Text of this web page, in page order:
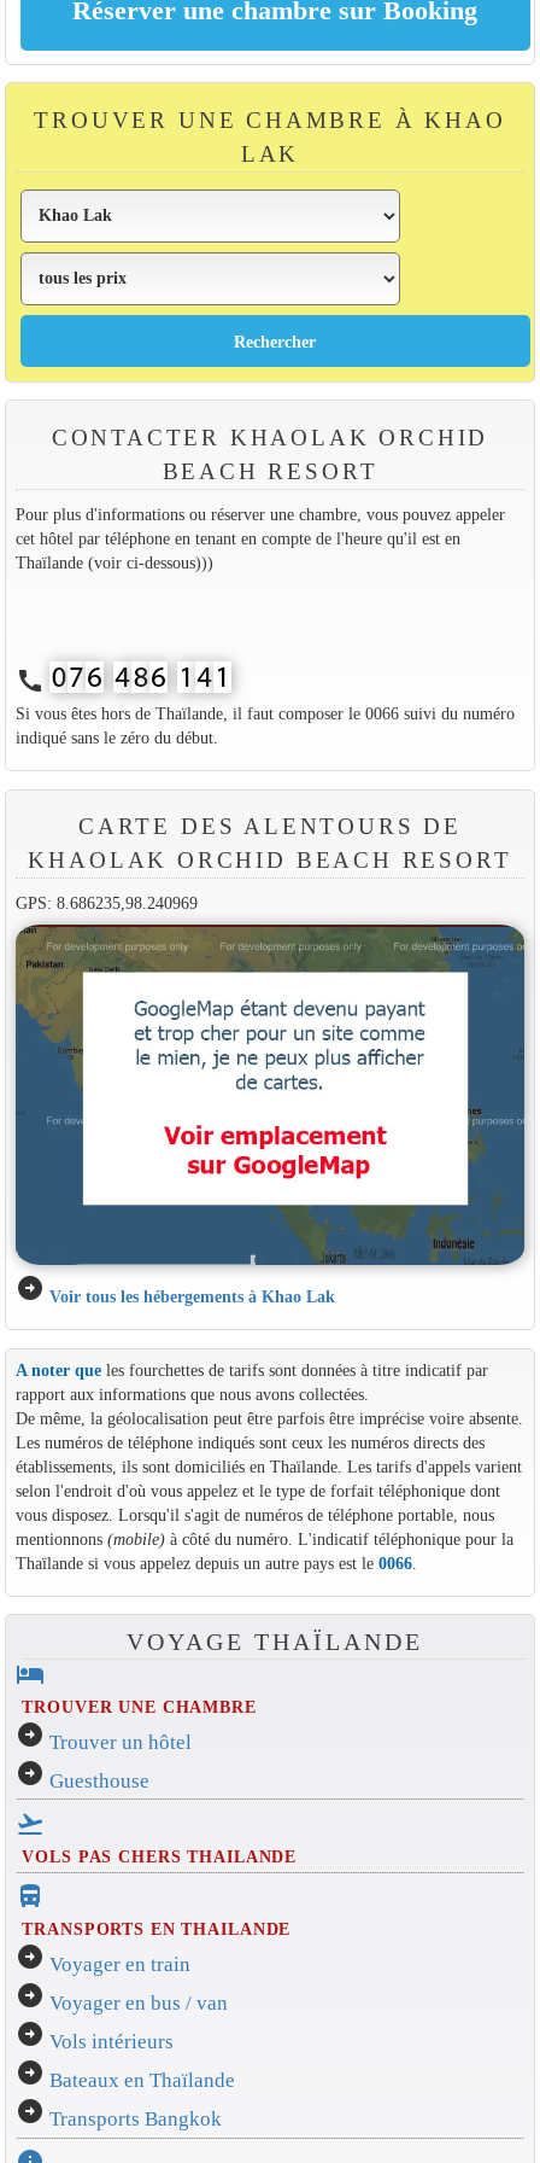
TROUVER UNE CHAMBRE À KHAO
LAK
CONTACTER KHAOLAK ORCHID
BEACH RESORT
Pour plus d'informations ou réserver une chambre, vous pouvez appeler
cet hôtel par téléphone en tenant en compte de l'heure qu'il est en
Thaïlande (voir ci-dessous)))
call
Si vous êtes hors de Thaïlande, il faut composer le 0066 suivi du numéro
indiqué sans le zéro du début.
CARTE DES ALENTOURS DE
KHAOLAK ORCHID BEACH RESORT
GPS: 8.686235,98.240969
arrow_circle_right Voir tous les hébergements à Khao Lak
A noter queles fourchettes de tarifs sont données à titre indicatif par
rapport aux informations que nous avons collectées.
De même, la géolocalisation peut être parfois être imprécise voire absente.
Les numéros de téléphone indiqués sont ceux les numéros directs des
établissements, ils sont domiciliés en Thaïlande. Les tarifs d'appels varient
selon l'endroit d'où vous appelez et le type de forfait téléphonique dont
vous disposez. Lorsqu'il s'agit de numéros de téléphone portable, nous
mentionnons (mobile)à côté du numéro. L'indicatif téléphonique pour la
Thaïlande si vous appelez depuis un autre pays est le 0066.
VOYAGE THAÏLANDE
hotel
TROUVER UNE CHAMBRE
arrow_circle_right Trouver un hôtel
arrow_circle_right Guesthouse
flight_takeoff
VOLS PAS CHERS THAILANDE
directions_bus_filled
TRANSPORTS EN THAILANDE
arrow_circle_right Voyager en train
arrow_circle_right Voyager en bus / van
arrow_circle_right Vols intérieurs
arrow_circle_right Bateaux en Thaïlande
arrow_circle_right Transports Bangkok